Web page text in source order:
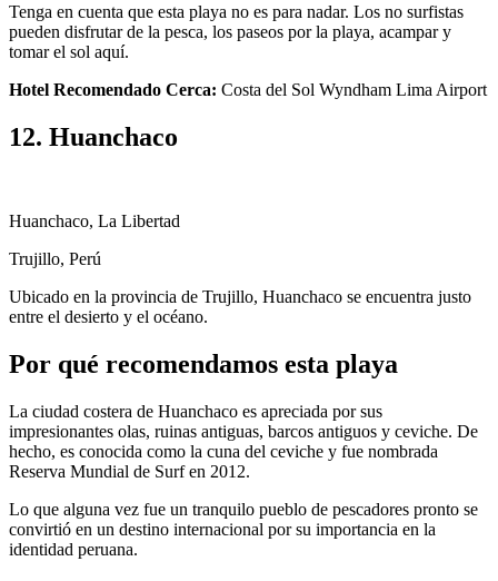
Tenga en cuenta que esta playa no es para nadar. Los no surfistas
pueden disfrutar de la pesca, los paseos por la playa, acampar y
tomar el sol aquí.
Hotel Recomendado Cerca: Costa del Sol Wyndham Lima Airport
12. Huanchaco
Huanchaco, La Libertad
Trujillo, Perú
Ubicado en la provincia de Trujillo, Huanchaco se encuentra justo
entre el desierto y el océano.
Por qué recomendamos esta playa
La ciudad costera de Huanchaco es apreciada por sus
impresionantes olas, ruinas antiguas, barcos antiguos y ceviche. De
hecho, es conocida como la cuna del ceviche y fue nombrada
Reserva Mundial de Surf en 2012.
Lo que alguna vez fue un tranquilo pueblo de pescadores pronto se
convirtió en un destino internacional por su importancia en la
identidad peruana.